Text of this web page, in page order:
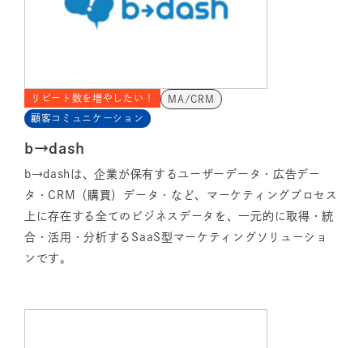
リピート数を増やしたい！ MA/CRM
顧客コミュニケーション
b→dash
b→dashは、企業が保有するユーザーデータ・広告デー
タ・CRM（購買）データ・など、マーケティングプロセス
上に存在する全てのビジネスデータを、一元的に取得・統
合・活用・分析するSaaS型マーケティングソリューショ
ンです。